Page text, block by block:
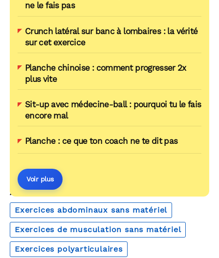
ne le fais pas
Crunch latéral sur banc à lombaires : la vérité
sur cet exercice
Planche chinoise : comment progresser 2x
plus vite
Sit-up avec médecine-ball : pourquoi tu le fais
encore mal
Planche : ce que ton coach ne te dit pas
Voir plus
AUTOUR DU MÊME THÈME
Exercices abdominaux sans matériel
Exercices de musculation sans matériel
Exercices polyarticulaires